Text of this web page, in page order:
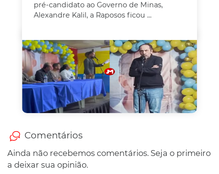
pré-candidato ao Governo de Minas,
Alexandre Kalil, a Raposos ficou ...
Comentários
Ainda não recebemos comentários. Seja o primeiro
a deixar sua opinião.